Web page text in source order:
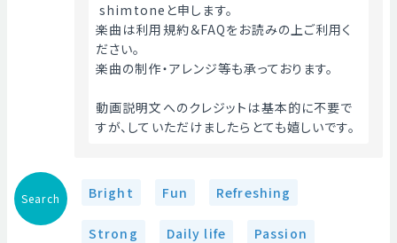
shimtoneと申します。
楽曲は利用規約＆FAQをお読みの上ご利用く
ださい。
楽曲の制作・アレンジ等も承っております。
動画説明文へのクレジットは基本的に不要で
すが、していただけましたらとても嬉しいです。
Search Bright Fun Refreshing
Strong Daily life Passion